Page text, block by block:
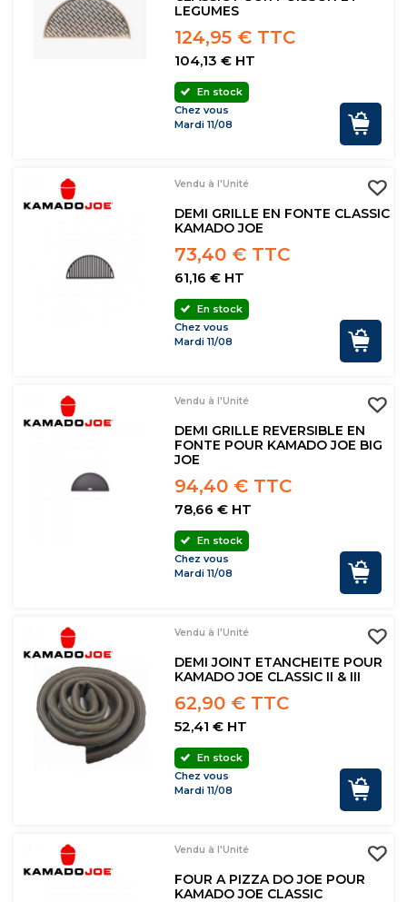
LEGUMES
124,95 € TTC
104,13 € HT
En stock
Chez vous
Mardi 11/08
Vendu à l'Unité
DEMI GRILLE EN FONTE CLASSIC
KAMADO JOE
73,40 € TTC
61,16 € HT
En stock
Chez vous
Mardi 11/08
Vendu à l'Unité
DEMI GRILLE REVERSIBLE EN
FONTE POUR KAMADO JOE BIG
JOE
94,40 € TTC
78,66 € HT
En stock
Chez vous
Mardi 11/08
Vendu à l'Unité
DEMI JOINT ETANCHEITE POUR
KAMADO JOE CLASSIC II & III
62,90 € TTC
52,41 € HT
En stock
Chez vous
Mardi 11/08
Vendu à l'Unité
FOUR A PIZZA DO JOE POUR
KAMADO JOE CLASSIC